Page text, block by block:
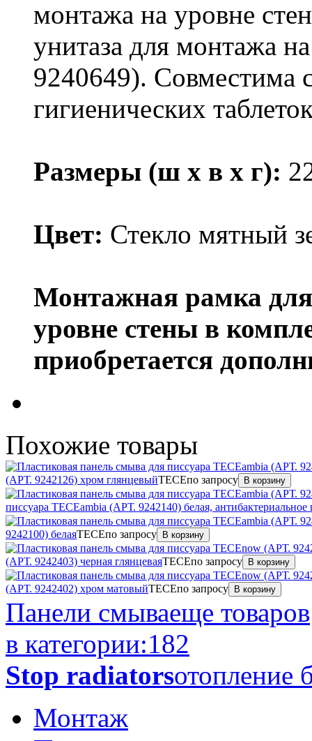
монтажа на уровне
унитаза для монтажа
9240649). Совместима
гигиенических
Размеры (ш х в х г):
Цвет: Стекло мятный
Монтажная рамка
уровне стены в
приобретается
Похожие товары
(АРТ. 9242126) хром глянцевыйTECEпо запросу В корзину
писсуара TECEambia (АРТ. 9242140) белая, антибактериальное
9242100) белаяTECEпо запросу В корзину
(АРТ. 9242403) черная глянцеваяTECEпо запросу В корзину
(АРТ. 9242402) хром матовыйTECEпо запросу В корзину
Панели смываеще товаров
в категории:182
Stop radiatorsотопление
Монтаж